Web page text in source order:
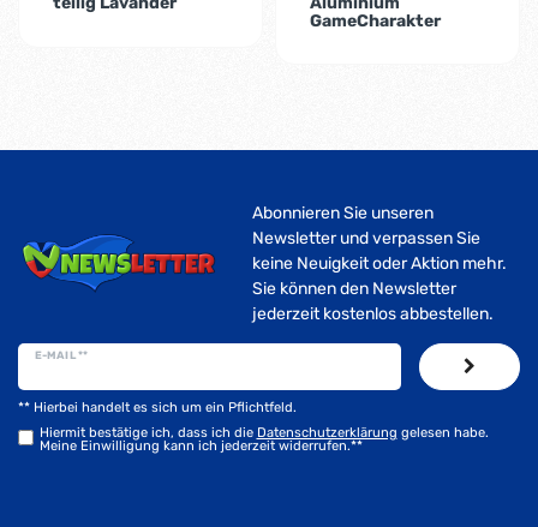
GameCharakter
Abonnieren Sie unseren
Newsletter und verpassen Sie
keine Neuigkeit oder Aktion mehr.
Sie können den Newsletter
jederzeit kostenlos abbestellen.
E-MAIL **
Hiermit bestätige ich, dass ich die Daten­schutz­erklärung gelesen habe.
Meine Einwilligung kann ich jederzeit widerrufen.**
** Hierbei handelt es sich um ein Pflichtfeld.